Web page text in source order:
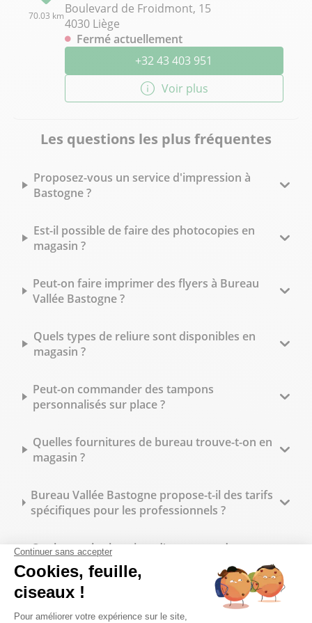
70.03 kmBoulevard de Froidmont, 15
4030 Liège
Fermé actuellement
+32 43 403 951
Voir plus
Les questions les plus fréquentes
Proposez-vous un service d'impression à
Bastogne ?
Est-il possible de faire des photocopies en
magasin ?
Peut-on faire imprimer des flyers à Bureau
Vallée Bastogne ?
Quels types de reliure sont disponibles en
magasin ?
Peut-on commander des tampons
personnalisés sur place ?
Quelles fournitures de bureau trouve-t-on en
magasin ?
Bureau Vallée Bastogne propose-t-il des tarifs
spécifiques pour les professionnels ?
Quels sont les horaires d'ouverture du
magasin Bureau Vallée à Bastogne ?
Est-il possible de commander en ligne et de
retirer sa commande en magasin à Bastogne ?